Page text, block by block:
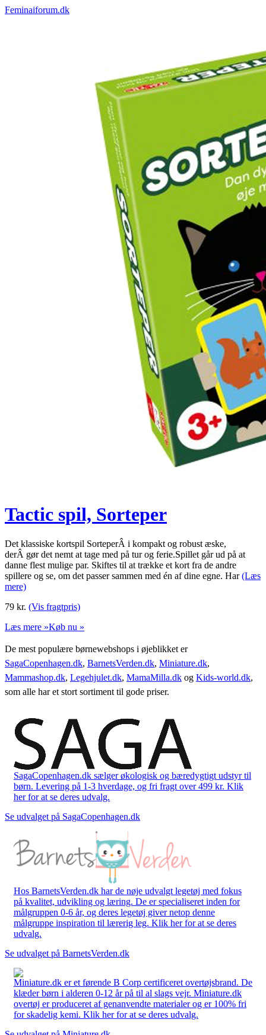
Feminaiforum.dk
Tactic spil, Sorteper
Det klassiske kortspil SorteperÂ i kompakt og robust æske,
derÂ gør det nemt at tage med på tur og ferie.Spillet går ud på at
danne flest mulige par. Skiftes til at trække et kort fra de andre
spillere og se, om det passer sammen med én af dine egne. Har(Læs
mere)
79 kr. (Vis fragtpris)
Læs mere »Køb nu »
De mest populære børnewebshops i øjeblikket er
SagaCopenhagen.dk, BarnetsVerden.dk, Miniature.dk,
Mammashop.dk, Legehjulet.dk, MamaMilla.dk og Kids-world.dk,
som alle har et stort sortiment til gode priser.
SagaCopenhagen.dk sælger økologisk og bæredygtigt udstyr til
børn. Levering på 1-3 hverdage, og fri fragt over 499 kr. Klik
her for at se deres udvalg.
Se udvalget på SagaCopenhagen.dk
Hos BarnetsVerden.dk har de nøje udvalgt legetøj med fokus
på kvalitet, udvikling og læring. De er specialiseret inden for
målgruppen 0-6 år, og deres legetøj giver netop denne
målgruppe inspiration til lærerig leg. Klik her for at se deres
udvalg.
Se udvalget på BarnetsVerden.dk
Miniature.dk er et førende B Corp certificeret overtøjsbrand. De
klæder børn i alderen 0-12 år på til al slags vejr. Miniature.dk
overtøj er produceret af genanvendte materialer og er 100% fri
for skadelig kemi. Klik her for at se deres udvalg.